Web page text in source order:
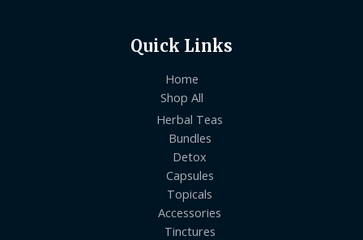
Quick Links
Home
Shop All
Herbal Teas
Bundles
Detox
Capsules
Topicals
Accessories
Tinctures